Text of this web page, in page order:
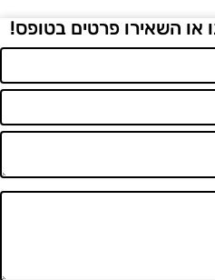
או השאירו פרטים בטופס!